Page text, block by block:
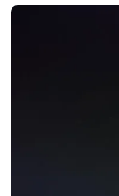
неверном